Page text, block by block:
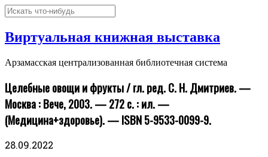
Виртуальная книжная выставка
Арзамасская централизованная библиотечная система
Целебные овощи и фрукты / гл. ред. С. Н. Дмитриев. —
Москва : Вече, 2003. — 272 с. : ил. —
(Медицина+здоровье). — ISBN 5-9533-0099-9.
28.09.2022